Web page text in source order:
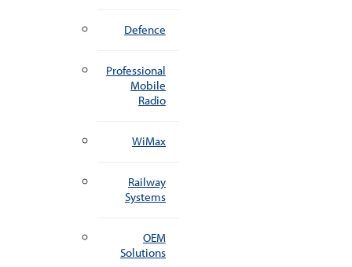
Defence
Professional
Mobile
Radio
WiMax
Railway
Systems
OEM
Solutions